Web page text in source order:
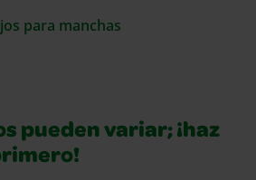
para manchas
pueden variar; ¡haz